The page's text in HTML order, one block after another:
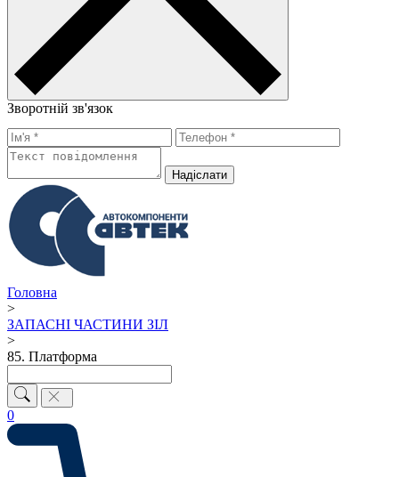
Зворотній зв'язок
Надiслати
Головна
>
ЗАПАСНІ ЧАСТИНИ ЗІЛ
>
85. Платформа
0